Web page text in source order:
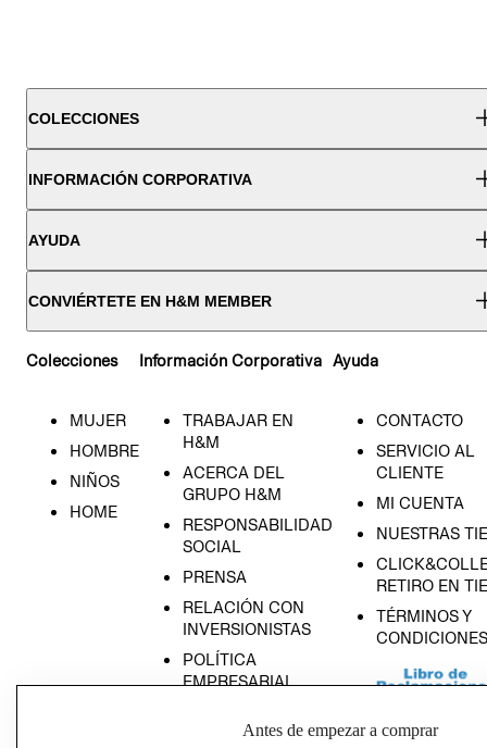
COLECCIONES
INFORMACIÓN CORPORATIVA
AYUDA
CONVIÉRTETE EN H&M MEMBER
Colecciones
MUJER
HOMBRE
NIÑOS
HOME
Información Corporativa
TRABAJAR EN
H&M
ACERCA DEL
GRUPO H&M
RESPONSABILIDAD
SOCIAL
PRENSA
RELACIÓN CON
INVERSIONISTAS
POLÍTICA
EMPRESARIAL
Ayuda
CONTACTO
SERVICIO AL
CLIENTE
MI CUENTA
NUESTRAS
RETIRO EN
TÉRMINOS Y
CONDICIONES
Antes de empezar a comprar